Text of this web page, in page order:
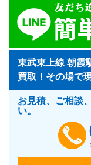
東武東上線 朝霞
買取！その場で
お見積、ご相談
い。